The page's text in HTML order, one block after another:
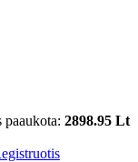
paaukota: 2898.95 Lt